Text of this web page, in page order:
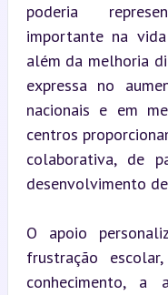
poderia
importante na
além da melhoria
expressa no
nacionais e em
centros
colaborativa, de
desenvolvimento
O apoio
frustração
conhecimento,